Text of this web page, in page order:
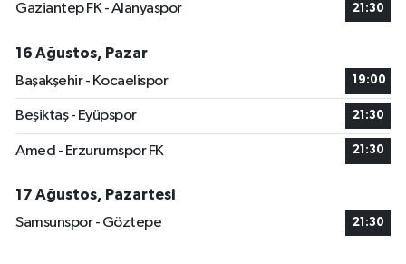
Gaziantep FK - Alanyaspor 21:30
16 Ağustos, Pazar
Başakşehir - Kocaelispor
19:00
Beşiktaş - Eyüpspor 21:30
Amed - Erzurumspor FK 21:30
17 Ağustos, Pazartesi
Samsunspor - Göztepe
21:30